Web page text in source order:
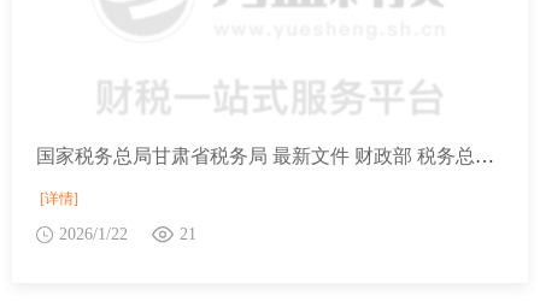
国家税务总局甘肃省税务局 最新文件 财政部 税务总局 国家发展改革委 民政部 商务部 国家卫生健康委关于延续实施养老、托育、家政等社区家庭服务业税费优惠政策的公告
[详情]
2026/1/22 21